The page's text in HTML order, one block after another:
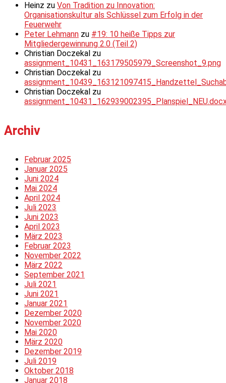
Heinz zu Von Tradition zu Innovation:
Organisationskultur als Schlüssel zum Erfolg in der
Feuerwehr
Peter Lehmann zu #19: 10 heiße Tipps zur
Mitgliedergewinnung 2.0 (Teil 2)
Christian Doczekal zu
assignment_10431_163179505979_Screenshot_9.png
Christian Doczekal zu
Christian Doczekal zu
Archiv
Februar 2025
Januar 2025
Juni 2024
Mai 2024
April 2024
Juli 2023
Juni 2023
April 2023
März 2023
Februar 2023
November 2022
März 2022
September 2021
Juli 2021
Juni 2021
Januar 2021
Dezember 2020
November 2020
Mai 2020
März 2020
Dezember 2019
Juli 2019
Oktober 2018
Januar 2018